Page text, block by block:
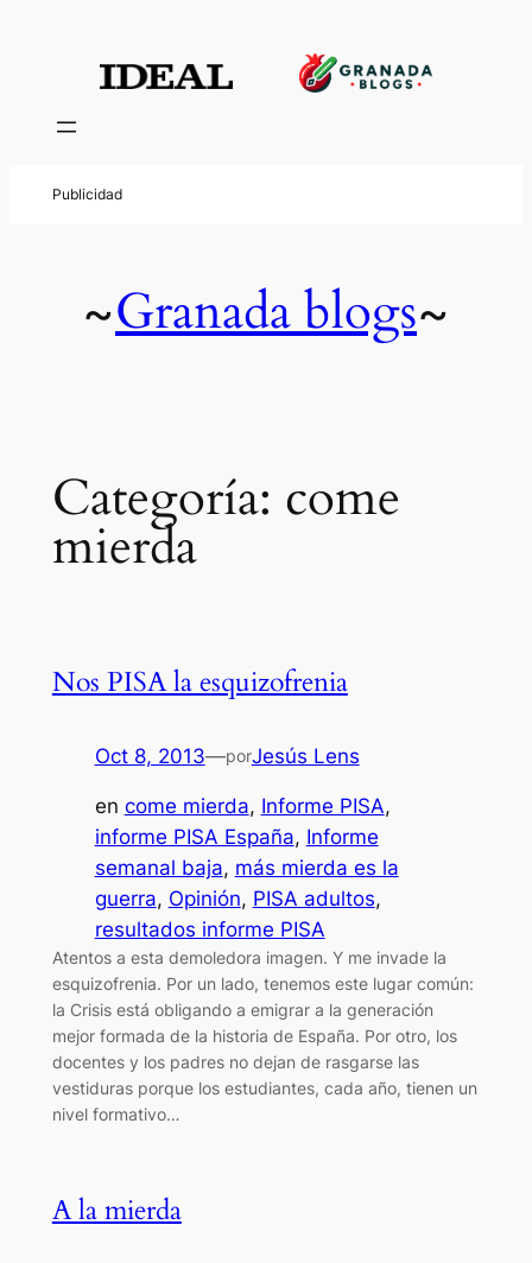
contenido
~Granada blogs~
Categoría: come
mierda
Nos PISA la esquizofrenia
Oct 8, 2013—porJesús Lens
en come mierda, Informe PISA
informe PISA España, Informe
semanal baja, más mierda es la
guerra, Opinión, PISA adultos
resultados informe PISA
Atentos a esta demoledora imagen. Y me invade la
esquizofrenia. Por un lado, tenemos este lugar común:
la Crisis está obligando a emigrar a la generación
mejor formada de la historia de España. Por otro, los
docentes y los padres no dejan de rasgarse las
vestiduras porque los estudiantes, cada año, tienen un
nivel formativo…
A la mierda